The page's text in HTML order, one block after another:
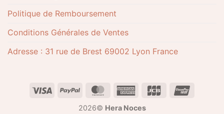
Politique de Remboursement
Conditions Générales de Ventes
Adresse : 31 rue de Brest 69002 Lyon France
2026© Hera Noces